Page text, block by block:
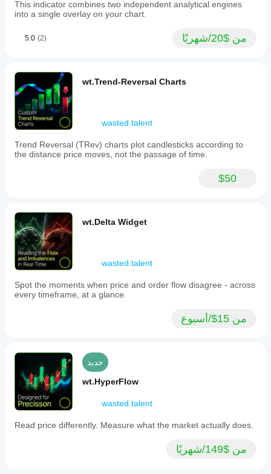
states
transitions
the
chart.
Within
active
trends,
Channel
identifies
Light,
Mid,
and
Deep
—
each
representing
different
pullback
intensities
visually
distinct
and
configurable.
The
displays
This indicator combines two independent analytical engines
into a single overlay on your chart.
5.0 (2) من $20/شهريًا
wt.Trend-Reversal Charts
wasted.talent
Trend Reversal (TRev) charts plot candlesticks according to
the distance price moves, not the passage of time.
$50
wt.Delta Widget
wasted.talent
Spot the moments when price and order flow disagree - across
every timeframe, at a glance.
من 15$/أسبوع
جديد
wt.HyperFlow
wasted.talent
Read price differently. Measure what the market actually does.
من $149/شهريًا